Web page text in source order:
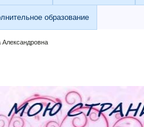
образование